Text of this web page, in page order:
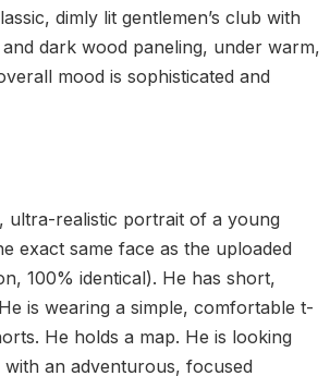
dimly lit gentlemen’s club with
dark wood paneling, under warm,
mood is sophisticated and
ultra-realistic portrait of a young
exact same face as the uploaded
100% identical). He has short,
is wearing a simple, comfortable t-
He holds a map. He is looking
an adventurous, focused